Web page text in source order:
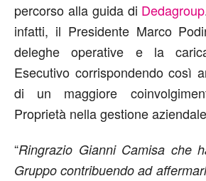
percorso alla guida di Dedagroup
infatti, il Presidente Marco
deleghe operative e la
Esecutivo corrispondendo così
di un maggiore
Proprietà nella gestione
“Ringrazio Gianni Camisa che
Gruppo contribuendo ad